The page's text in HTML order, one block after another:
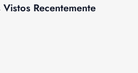
Recentemente